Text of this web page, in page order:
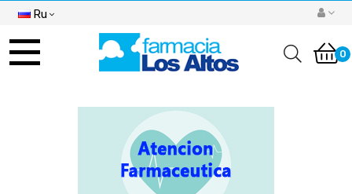
Ru
Toggle
navigation 0